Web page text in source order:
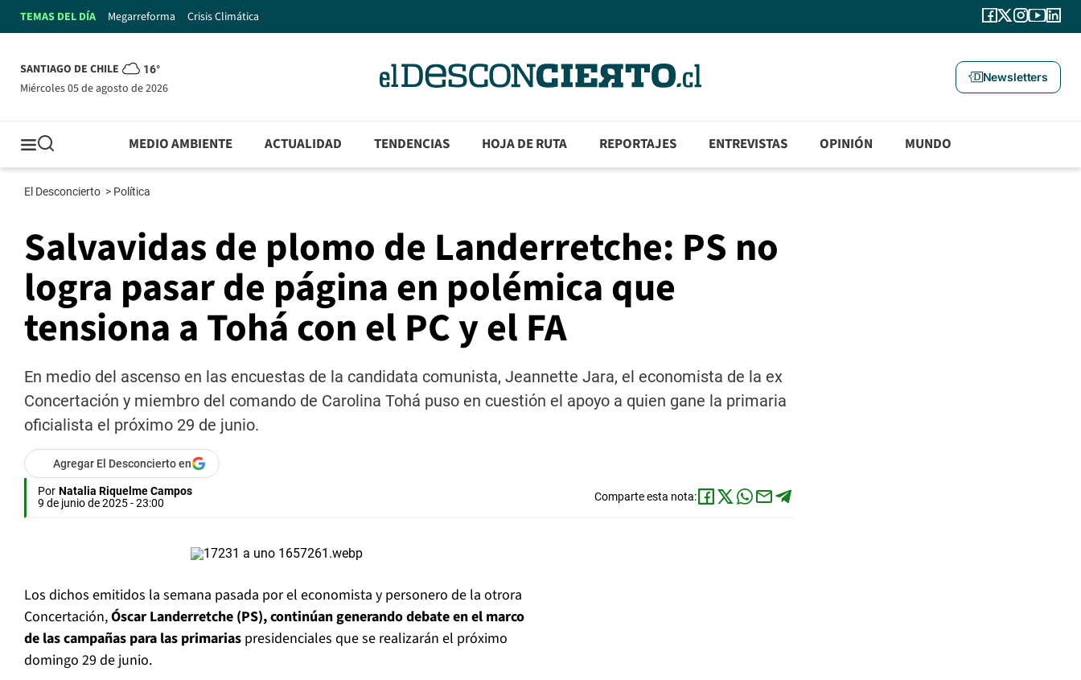
TEMAS DEL DÍA Megarreforma Crisis Climática
SANTIAGO DE CHILE 16°
miércoles 05 de agosto de 2026
Newsletters
MEDIO AMBIENTE ACTUALIDAD TENDENCIAS HOJA DE RUTA REPORTAJES ENTREVISTAS OPINIÓN MUNDO
El Desconcierto > Política
Salvavidas de plomo de Landerretche: PS no
logra pasar de página en polémica que
tensiona a Tohá con el PC y el FA
En medio del ascenso en las encuestas de la candidata comunista, Jeannette Jara, el economista de la ex
Concertación y miembro del comando de Carolina Tohá puso en cuestión el apoyo a quien gane la primaria
oficialista el próximo 29 de junio.
Agregar El Desconcierto en
Por Natalia Riquelme Campos
9 de junio de 2025 - 23:00
Comparte esta nota:
Los dichos emitidos la semana pasada por el economista y personero de la otrora
Concertación,Óscar Landerretche (PS), continúan generando debate en el marco
de las campañas para las primarias presidenciales que se realizarán el próximo
domingo 29 de junio.